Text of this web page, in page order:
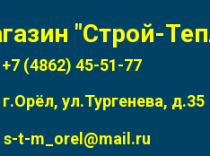
"Строй-
+7 (4862) 45-51-77
г.Орёл, ул.Тургенева, д.35
s-t-m_orel@mail.ru